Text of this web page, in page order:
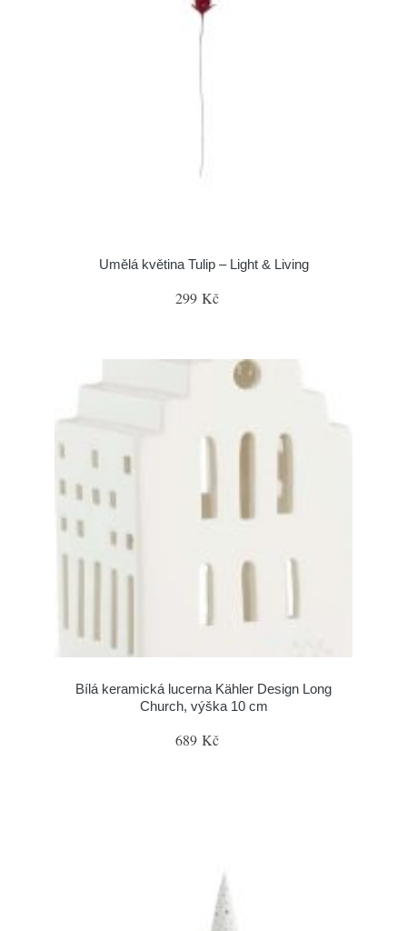
Umělá květina Tulip – Light & Living
299 Kč
Bílá keramická lucerna Kähler Design Long
Church, výška 10 cm
689 Kč